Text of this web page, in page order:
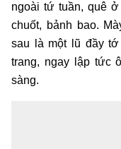
ngoài tứ tuần, quê
chuốt, bảnh bao.
sau là một lũ đầy
trang, ngay lập tức
sàng.